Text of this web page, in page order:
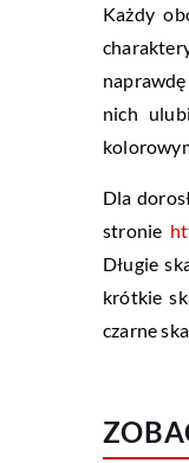
Każdy
nich
Dla
stronie
Długie
krótkie
czarne